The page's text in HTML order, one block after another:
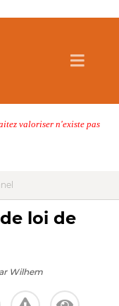
valoriser n'existe pas
loi de
Wilhem